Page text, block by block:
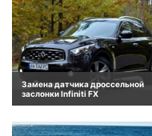
Замена датчика дроссельной
заслонки Infiniti FX